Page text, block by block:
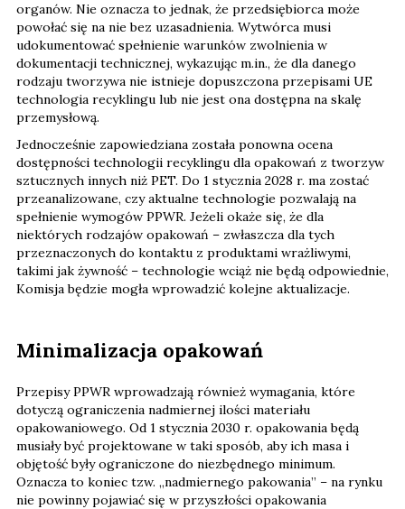
organów. Nie oznacza to jednak, że przedsiębiorca może
powołać się na nie bez uzasadnienia. Wytwórca musi
udokumentować spełnienie warunków zwolnienia w
dokumentacji technicznej, wykazując m.in., że dla danego
rodzaju tworzywa nie istnieje dopuszczona przepisami UE
technologia recyklingu lub nie jest ona dostępna na skalę
przemysłową.
Jednocześnie zapowiedziana została ponowna ocena
dostępności technologii recyklingu dla opakowań z tworzyw
sztucznych innych niż PET. Do 1 stycznia 2028 r. ma zostać
przeanalizowane, czy aktualne technologie pozwalają na
spełnienie wymogów PPWR. Jeżeli okaże się, że dla
niektórych rodzajów opakowań – zwłaszcza dla tych
przeznaczonych do kontaktu z produktami wrażliwymi,
takimi jak żywność – technologie wciąż nie będą odpowiednie,
Komisja będzie mogła wprowadzić kolejne aktualizacje.
Minimalizacja opakowań
Przepisy PPWR wprowadzają również wymagania, które
dotyczą ograniczenia nadmiernej ilości materiału
opakowaniowego. Od 1 stycznia 2030 r. opakowania będą
musiały być projektowane w taki sposób, aby ich masa i
objętość były ograniczone do niezbędnego minimum.
Oznacza to koniec tzw. „nadmiernego pakowania” – na rynku
nie powinny pojawiać się w przyszłości opakowania